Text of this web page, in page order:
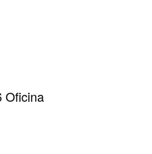
Oficina